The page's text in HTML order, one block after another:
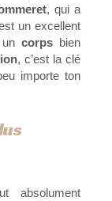
, qui a
un excellent
corps bien
, c’est la clé
importe ton
absolument